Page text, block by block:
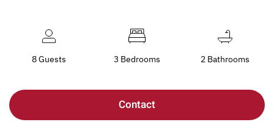
8 Guests 3 Bedrooms 2 Bathrooms
Contact